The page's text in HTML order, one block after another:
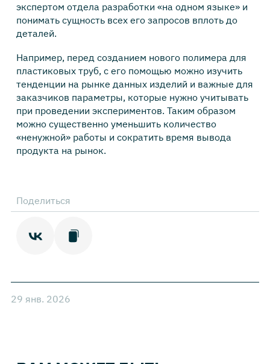
экспертом отдела разработки «на одном языке» и
понимать сущность всех его запросов вплоть до
деталей.
Например, перед созданием нового полимера для
пластиковых труб, с его помощью можно изучить
тенденции на рынке данных изделий и важные для
заказчиков параметры, которые нужно учитывать
при проведении экспериментов. Таким образом
можно существенно уменьшить количество
«ненужной» работы и сократить время вывода
продукта на рынок.
Поделиться
29 янв. 2026